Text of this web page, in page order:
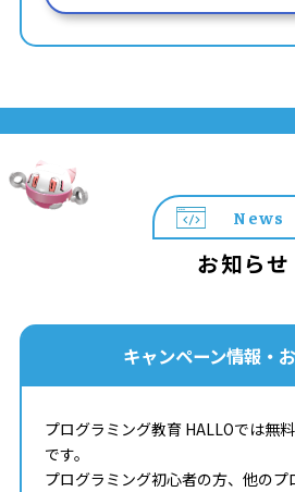
News
お知らせ
キャンペーン情報・
プログラミング教育 HALLOでは無
です。
プログラミング初心者の方、他の